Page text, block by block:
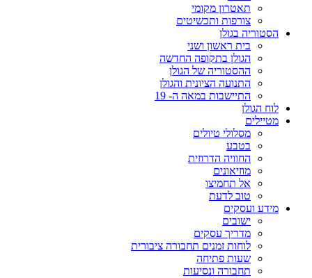
תאטרון מקומי
צורפות ותכשיטים
הסטוריה בגולן
בית ראשון ושני
הגולן בתקופה החדשה
ההסטוריה של הגולן
התנועה הציונית והגולן
התיישבות במאה ה- 19
לוח הגולן
מטיילים
מסלולי טיולים
בטבע
החוויה הדרוזית
מוזיאונים
אל תחמיצו
טוב לדעת
מידע ועסקים
ישובים
מדריך עסקים
לוחות זמנים תחבורה ציבורית
שעות פתיחה
תחבורה ונסיעות